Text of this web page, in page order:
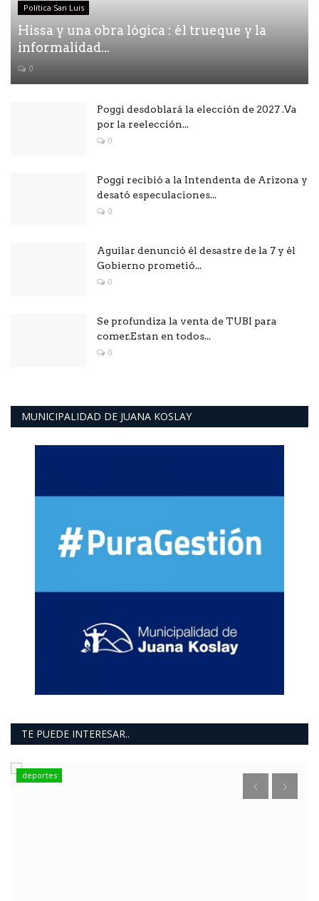
Política San Luis
Hissa y una obra lógica : él trueque y la
informalidad...
0
Poggi desdoblará la elección de 2027 .Va
por la reelección...
0
Poggi recibió a la Intendenta de Arizona y
desató especulaciones...
0
Aguilar denunció él desastre de la 7 y él
Gobierno prometió...
0
Se profundiza la venta de TUBI para
comer.Estan en todos...
0
MUNICIPALIDAD DE JUANA KOSLAY
TE PUEDE INTERESAR..
deportes